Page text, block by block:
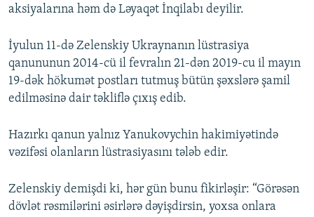
aksiyalarına həm də Ləyaqət İnqilabı deyilir.
İyulun 11-də Zelenskiy Ukraynanın lüstrasiya
qanununun 2014-cü il fevralın 21-dən 2019-cu il mayın
19-dək hökumət postları tutmuş bütün şəxslərə şamil
edilməsinə dair təkliflə çıxış edib.
Hazırkı qanun yalnız Yanukovychin hakimiyətində
vəzifəsi olanların lüstrasiyasını tələb edir.
Zelenskiy demişdi ki, hər gün bunu fikirləşir: “Görəsən
dövlət rəsmilərini əsirlərə dəyişdirsin, yoxsa onlara